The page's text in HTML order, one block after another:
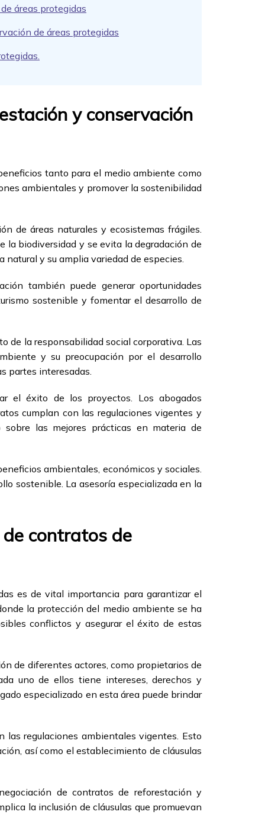
áreas protegidas
de áreas protegidas
y conservación
tanto para el medio ambiente como
ambientales y promover la sostenibilidad
de áreas naturales y ecosistemas frágiles.
la biodiversidad y se evita la degradación de
natural y su amplia variedad de especies.
también puede generar oportunidades
sostenible y fomentar el desarrollo de
de la responsabilidad social corporativa. Las
y su preocupación por el desarrollo
partes interesadas.
el éxito de los proyectos. Los abogados
cumplan con las regulaciones vigentes y
sobre las mejores prácticas en materia de
ambientales, económicos y sociales.
sostenible. La asesoría especializada en la
contratos de
es de vital importancia para garantizar el
la protección del medio ambiente se ha
conflictos y asegurar el éxito de estas
de diferentes actores, como propietarios de
uno de ellos tiene intereses, derechos y
especializado en esta área puede brindar
regulaciones ambientales vigentes. Esto
así como el establecimiento de cláusulas
de contratos de reforestación y
la inclusión de cláusulas que promuevan